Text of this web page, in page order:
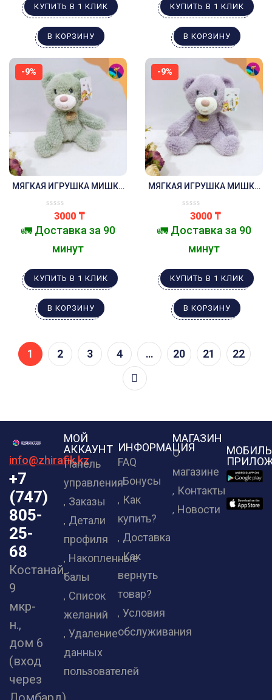
КУПИТЬ В 1 КЛИК
В КОРЗИНУ
КУПИТЬ В 1 КЛИК
В КОРЗИНУ
-9%
МЯГКАЯ ИГРУШКА МИШКА
3000 ₸
🚛 Доставка за 90
минут
КУПИТЬ В 1 КЛИК
В КОРЗИНУ
-9%
МЯГКАЯ ИГРУШКА МИШКА
3000 ₸
🚛 Доставка за 90
минут
КУПИТЬ В 1 КЛИК
В КОРЗИНУ
1 2 3 4 … 20 21 22
info@zhirafik.kz
+7
(747)
805-
25-
68
Костанай,
9
мкр-
н.,
дом 6
(вход
через
МОЙ
АККАУНТ
Панель
управления
Заказы
Детали
профиля
Накопленные
балы
Список
желаний
Удаление
данных
пользователей
ИНФОРМАЦИЯ
FAQ
Бонусы
Как
купить?
Доставка
Как
вернуть
товар?
Условия
обслуживания
МАГАЗИН
О
магазине
Контакты
Новости